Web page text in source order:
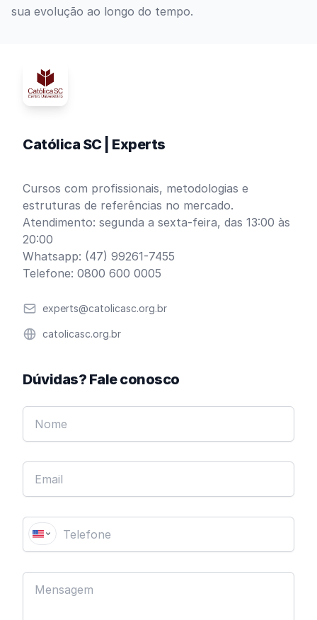
sua evolução ao longo do tempo.
Católica SC | Experts
Cursos com profissionais, metodologias e
estruturas de referências no mercado.
Atendimento: segunda a sexta-feira, das 13:00 às
20:00
Whatsapp: (47) 99261-7455
Telefone: 0800 600 0005
Emailexperts@catolicasc.org.br
Websitecatolicasc.org.br
Dúvidas? Fale conosco